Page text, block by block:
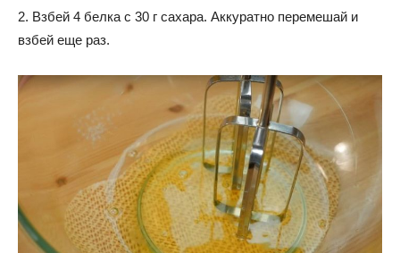
2. Взбей 4 белка с 30 г сахара. Аккуратно перемешай и
взбей еще раз.